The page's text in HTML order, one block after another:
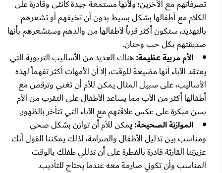
تصرفاتهم مع الآخرين؛ ولأنها مستمعة جيدة كأنثى وقادرة على
الكلام مع أطفالها بشكل بسيط بدون أن تخيفهم أو تشعرهم
بالتهديد، ستكون أكثر قرباً لأطفالها من والدهم وستشعرهم بأنها
صديقتهم بكل حب وحنان.
الأم مربية عظيمة:هناك العديد من الأساليب التربوية التي
يعتقد الآباء أنها مضيعة للوقت، إلا أن الأمهات أكثر تفهماً لهذه
الأساليب، على سبيل المثال يمكن للأم أن تغني وترقص مع
أطفالها أكثر من الأب مما يساعد الأطفال على التقرب من الأم
بسن مبكرة على عكس علاقتهم مع الآباء التي تتأخر بالظهور.
الموازنة الصحيحة: يمكن للأم أن توازن بشكل صحي
ومناسب بين تدليل الأطفال والصرامة، لذلك يمكننا القول أنك
عزيزتنا القارئة قادرة بالفطرة على أن تدللي طفلك بالوقت
المناسب وأن تكوني صارمة معه عندما يحتاج للتأديب.